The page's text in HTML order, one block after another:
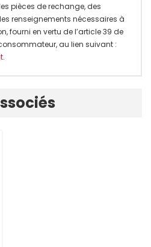
pièces de rechange, des
renseignements nécessaires à
fourni en vertu de l’article 39 de
au lien suivant :
.